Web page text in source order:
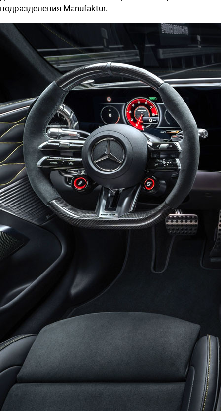
подразделения Manufaktur.